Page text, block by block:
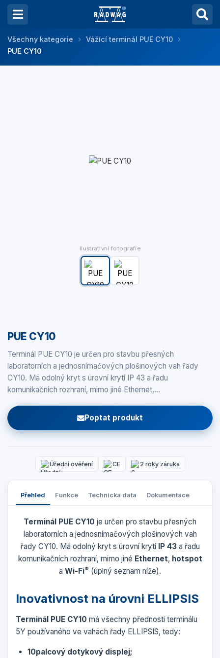
Všechny kategorie
Vážící terminál PUE CY10
PUE CY10
Ilustrativní fotografie
PUE CY10
Terminál PUE CY10 je určen pro stavbu přesných
laboratorních a jednosnímačových plošinových vah řady
CY10. Má odolný kryt s úrovní krytí IP 43 a řadu
komunikačních rozhraní, mimo jiné Ethernet,…
Poptat produkt
Úřední ověření CE 2 roky záruka
Přehled Funkce Technická data Dokumentace
Terminál PUE CY10 je určen pro stavbu přesných
laboratorních a jednosnímačových plošinových vah
řady CY10. Má odolný kryt s úrovní krytíIP 43a řadu
komunikačních rozhraní, mimo jiné Ethernet, hotspot
a Wi-Fi® (úplný seznam níže).
Inovativnost na úrovni ELLIPSIS
Terminál PUE CY10 má všechny přednosti terminálu
5Y používaného ve vahách řady ELLIPSIS, tedy:
10palcový dotykový displej;